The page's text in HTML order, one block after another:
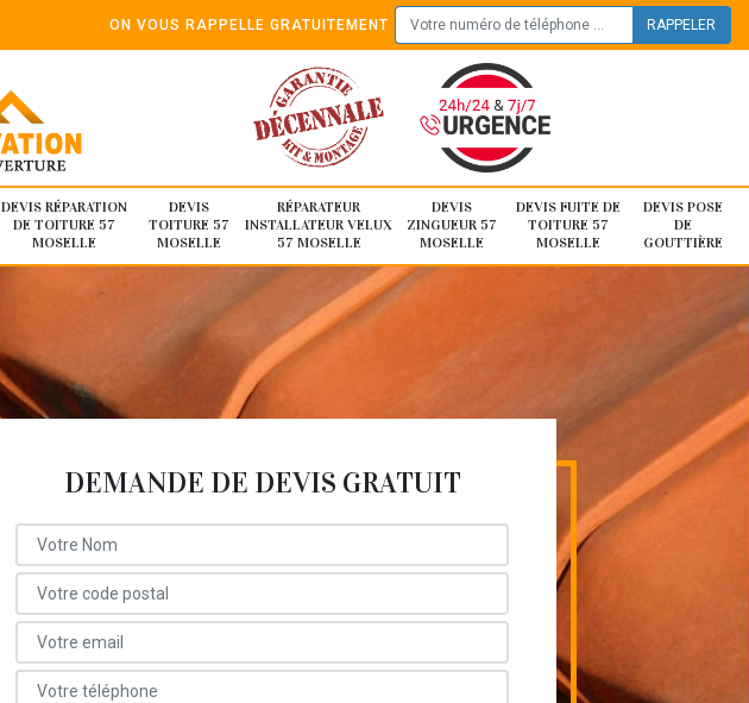
ON VOUS RAPPELLE GRATUITEMENT
DEVIS RÉPARATION
DE TOITURE 57
MOSELLE
DEVIS
TOITURE 57
MOSELLE
RÉPARATEUR
INSTALLATEUR VELUX
57 MOSELLE
DEVIS
ZINGUEUR 57
MOSELLE
DEVIS FUITE DE
TOITURE 57
MOSELLE
DEVIS POSE
DE
GOUTTIÈRE
DEMANDE DE DEVIS GRATUIT